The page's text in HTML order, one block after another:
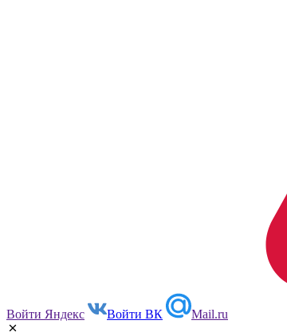
Войти Яндекс Войти ВК Mail.ru